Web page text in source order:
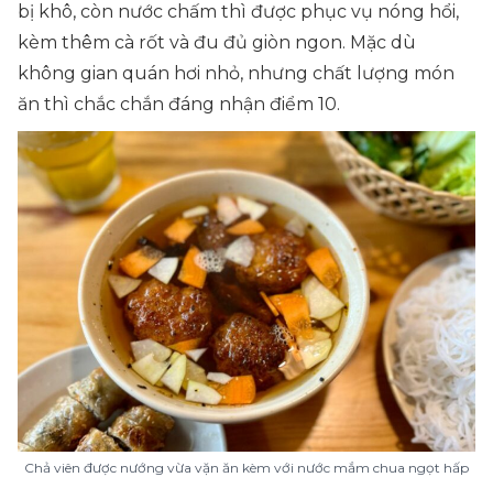
bị khô, còn nước chấm thì được phục vụ nóng hổi,
kèm thêm cà rốt và đu đủ giòn ngon. Mặc dù
không gian quán hơi nhỏ, nhưng chất lượng món
ăn thì chắc chắn đáng nhận điểm 10.
Chả viên được nướng vừa vặn ăn kèm với nước mắm chua ngọt hấp